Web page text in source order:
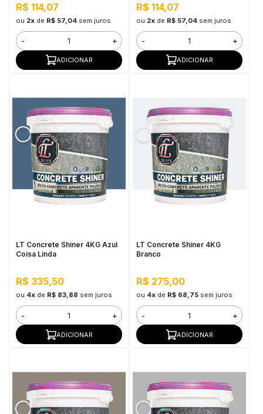
R$ 114,07
ou 2xde R$ 57,04 sem juros
- +
ADICIONAR
R$ 114,07
ou 2xde R$ 57,04 sem juros
- +
ADICIONAR
LT Concrete Shiner 4KG Azul
Coisa Linda
R$ 335,50
ou 4xde R$ 83,88 sem juros
- +
ADICIONAR
LT Concrete Shiner 4KG
Branco
R$ 275,00
ou 4xde R$ 68,75 sem juros
- +
ADICIONAR